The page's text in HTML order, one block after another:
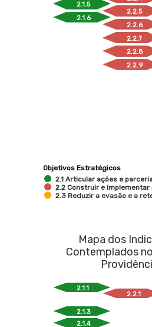
2.1.5
2.1.6
2.2.5
2.2.6
2.2.7
2.2.8
2.2.9
2.1 Articular ações e
2.2 Construir e
2.3 Reduzir a evasão e a
Objetivos Estratégicos
Mapa dos
Contemplados
2.1.1
2.1.3
2.1.4
2.2.1